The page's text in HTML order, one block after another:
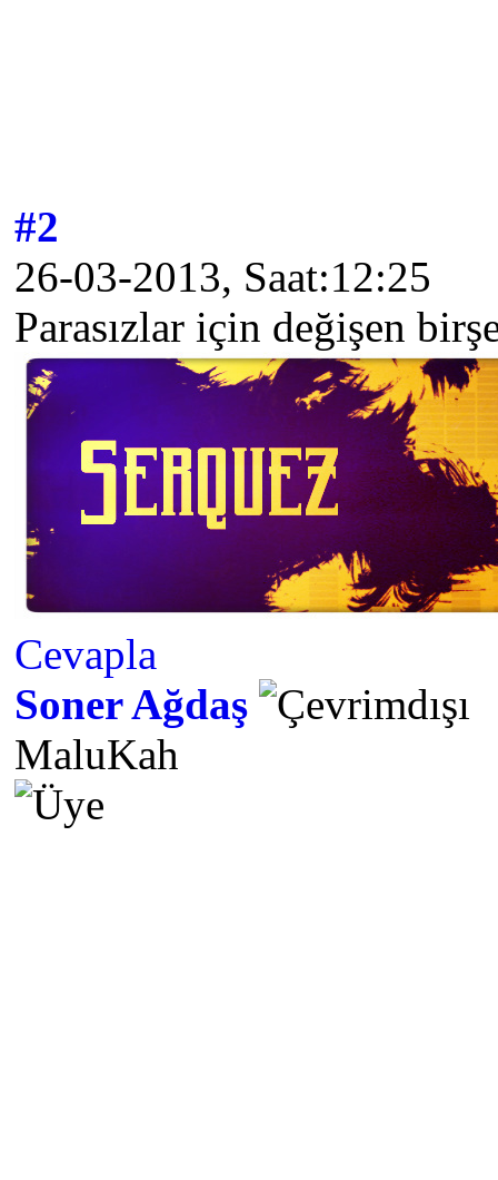
#2
26-03-2013, Saat:12:25
Parasızlar için değişen
Cevapla
Soner Ağdaş
MaluKah